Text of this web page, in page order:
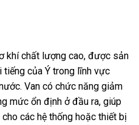
khí chất lượng cao, được sản
của Ý trong lĩnh vực
Van có chức năng giảm
mức ổn định ở đầu ra, giúp
các hệ thống hoặc thiết bị